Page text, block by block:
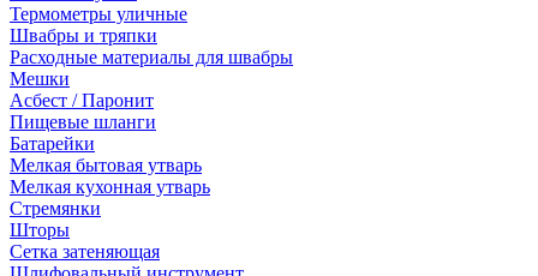
Термометры уличные
Швабры и тряпки
Расходные материалы для швабры
Мешки
Асбест / Паронит
Пищевые шланги
Батарейки
Мелкая бытовая утварь
Мелкая кухонная утварь
Стремянки
Шторы
Сетка затеняющая